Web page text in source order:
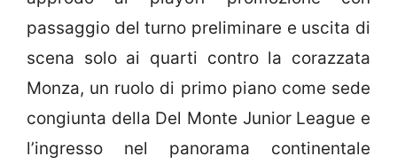
passaggio del turno preliminare e uscita di
scena solo ai quarti contro la corazzata
Monza, un ruolo di primo piano come sede
congiunta della Del Monte Junior League e
l’ingresso nel panorama continentale